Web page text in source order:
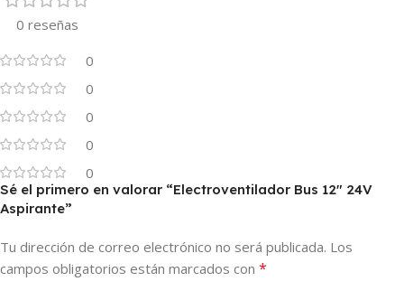
0 reseñas
0
0
0
0
0
Sé el primero en valorar “Electroventilador Bus 12″ 24V
Aspirante”
Tu dirección de correo electrónico no será publicada. Los
campos obligatorios están marcados con *